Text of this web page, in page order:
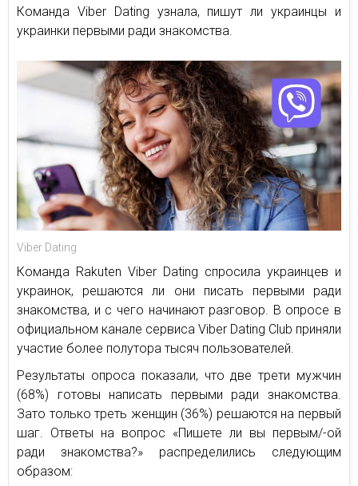
Команда Viber Dating узнала, пишут ли украинцы и
украинки первыми ради знакомства.
Viber Dating
Команда Rakuten Viber Dating спросила украинцев и
украинок, решаются ли они писать первыми ради
знакомства, и с чего начинают разговор. В опросе в
официальном канале сервиса Viber Dating Club приняли
участие более полутора тысяч пользователей.
Результаты опроса показали, что две трети мужчин
(68%) готовы написать первыми ради знакомства.
Зато только треть женщин (36%) решаются на первый
шаг. Ответы на вопрос «Пишете ли вы первым/-ой
ради знакомства?» распределились следующим
образом: